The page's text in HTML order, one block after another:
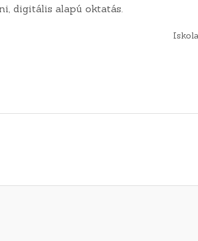
digitális alapú oktatás.